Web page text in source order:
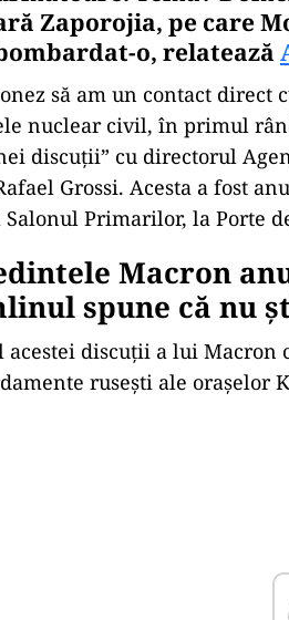
Zaporojia, pe care
o, relatează
să am un contact
nuclear civil, în primul
discuţii” cu directorul
Grossi. Acesta a fost
Primarilor, la Porte
Macron
spune că nu
acestei discuţii a lui
ruseşti ale oraşelor